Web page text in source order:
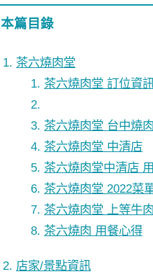
本篇目錄
茶六燒肉堂
茶六燒肉堂 訂位資
茶六燒肉堂 台中燒肉
茶六燒肉堂 中清店
茶六燒肉堂中清店
茶六燒肉堂 2022菜
茶六燒肉堂 上等牛
茶六燒肉 用餐心得
店家/景點資訊